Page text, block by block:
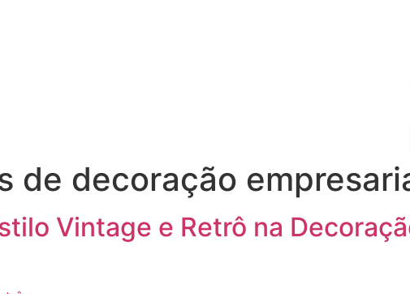
de decoração
Vintage e Retrô na